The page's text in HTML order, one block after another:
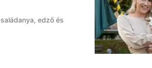
edző és